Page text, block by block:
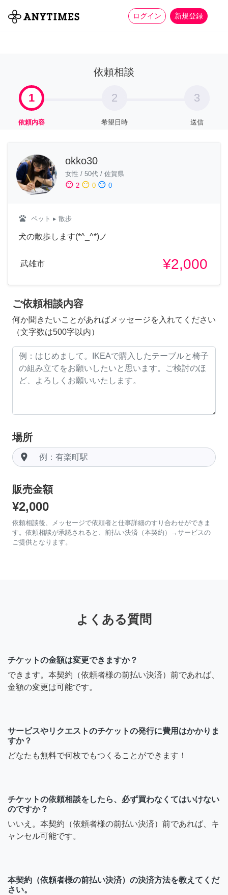
ログイン 新規登録
全て 家事 more_horiz
依頼相談
1
依頼内容
2
希望日時
3
送信
okko30
女性 / 50代 / 佐賀県
sentiment_satisfied 2 sentiment_neutral 0 sentiment_dissatisfied 0
pets ペット ▸ 散歩
犬の散歩します(*^_^*)ノ
武雄市 ¥2,000
ご依頼相談内容
何か聞きたいことがあればメッセージを入れてください
（文字数は500字以内）
場所
room
販売金額
¥2,000
依頼相談後、メッセージで依頼者と仕事詳細のすり合わせができま
す。依頼相談が承認されると、前払い決済（本契約）→サービスの
ご提供となります。
よくある質問
チケットの金額は変更できますか？
できます。本契約（依頼者様の前払い決済）前であれば、
金額の変更は可能です。
サービスやリクエストのチケットの発行に費用はかかりま
すか？
どなたも無料で何枚でもつくることができます！
チケットの依頼相談をしたら、必ず買わなくてはいけない
のですか？
いいえ。本契約（依頼者様の前払い決済）前であれば、キ
ャンセル可能です。
本契約（依頼者様の前払い決済）の決済方法を教えてくだ
さい。